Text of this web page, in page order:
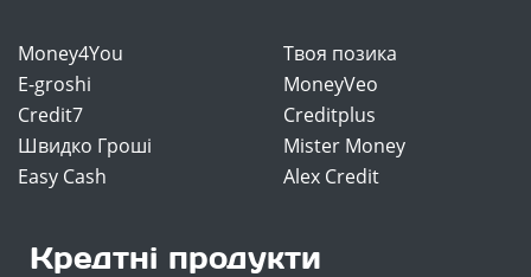
Money4You
Твоя позика
E-groshi
MoneyVeo
Credit7
Creditplus
Швидко Гроші
Mister Money
Easy Cash
Alex Credit
Кредтні продукти